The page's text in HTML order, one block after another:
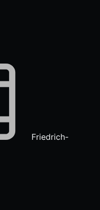
Friedrich-